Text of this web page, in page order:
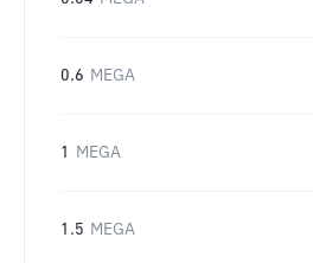
0.6 MEGA
1 MEGA
1.5 MEGA